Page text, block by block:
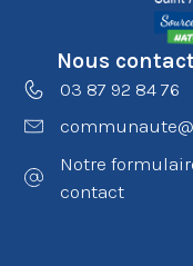
Nous
03 87 92 84 76
Notre
contact